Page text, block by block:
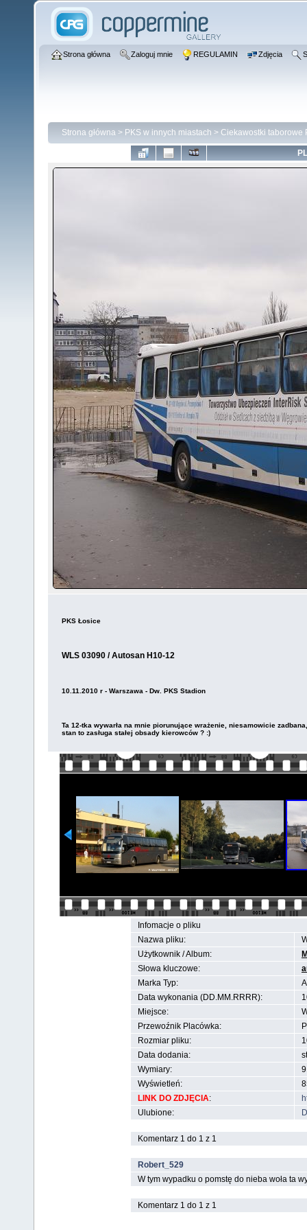
Strona główna Zaloguj mnie REGULAMIN Zdjęcia
Strona główna > PKS w innych miastach > Ciekawostki taborowe
PKS Łosice
WLS 03090 / Autosan H10-12
10.11.2010 r - Warszawa - Dw. PKS Stadion
Ta 12-tka wywarła na mnie piorunujące wrażenie, niesamowicie
stan to zasługa stałej obsady kierowców ? :)
Infomacje o pliku
Nazwa pliku:
Użytkownik / Album:
Słowa kluczowe:
Marka Typ:
Data wykonania (DD.MM.RRRR):
Miejsce:
Przewoźnik Placówka:
Rozmiar pliku:
Data dodania:
Wymiary:
Wyświetleń:
LINK DO ZDJĘCIA:
Ulubione:
Komentarz 1 do 1 z 1
Robert_529
W tym wypadku o pomstę do nieba woła ta
Komentarz 1 do 1 z 1